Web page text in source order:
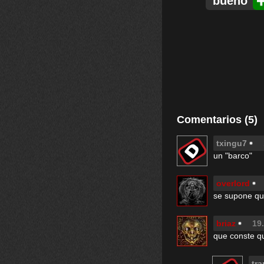
Comentarios (5)
txingu7
un "barco"
overlord
se supone
briaz
que conste